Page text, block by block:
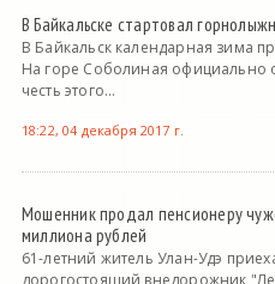
В Байкальске стартовал
В Байкальск календарная зима
На горе Соболиная официально
честь этого...
18:22, 04 декабря 2017 г.
Мошенник продал пенсионеру
миллиона рублей
61-летний житель Улан-Удэ